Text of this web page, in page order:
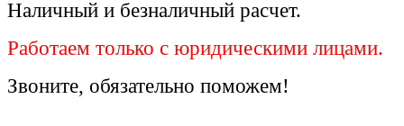
Наличный и безналичный расчет.
Работаем только с юридическими лицами.
Звоните, обязательно поможем!